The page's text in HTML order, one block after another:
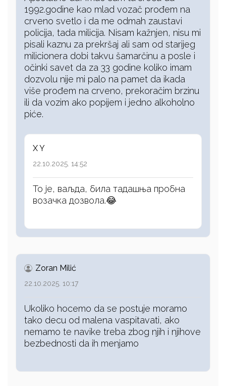
1992.godine kao mlad vozač prođem na
crveno svetlo i da me odmah zaustavi
policija, tada milicija. Nisam kažnjen, nisu mi
pisali kaznu za prekršaj ali sam od starijeg
milicionera dobi takvu šamarčinu a posle i
očinki savet da za 33 godine koliko imam
dozvolu nije mi palo na pamet da ikada
više prođem na crveno, prekoračim brzinu
ili da vozim ako popijem i jedno alkoholno
piće.
X Y
22.10.2025. 14:52
То је, ваљда, била тадашња пробна
возачка дозвола.😂
Zoran Milić
22.10.2025. 10:17
Ukoliko hocemo da se postuje moramo
tako decu od malena vaspitavati, ako
nemamo te navike treba zbog njih i njihove
bezbednosti da ih menjamo